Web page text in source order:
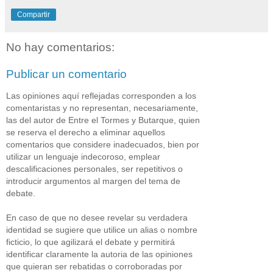
Compartir
No hay comentarios:
Publicar un comentario
Las opiniones aquí reflejadas corresponden a los
comentaristas y no representan, necesariamente,
las del autor de Entre el Tormes y Butarque, quien
se reserva el derecho a eliminar aquellos
comentarios que considere inadecuados, bien por
utilizar un lenguaje indecoroso, emplear
descalificaciones personales, ser repetitivos o
introducir argumentos al margen del tema de
debate.
En caso de que no desee revelar su verdadera
identidad se sugiere que utilice un alias o nombre
ficticio, lo que agilizará el debate y permitirá
identificar claramente la autoria de las opiniones
que quieran ser rebatidas o corroboradas por